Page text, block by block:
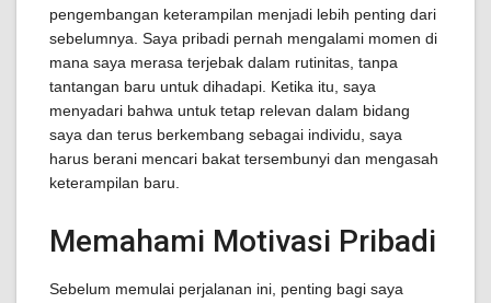
pengembangan keterampilan menjadi lebih penting dari
sebelumnya. Saya pribadi pernah mengalami momen di
mana saya merasa terjebak dalam rutinitas, tanpa
tantangan baru untuk dihadapi. Ketika itu, saya
menyadari bahwa untuk tetap relevan dalam bidang
saya dan terus berkembang sebagai individu, saya
harus berani mencari bakat tersembunyi dan mengasah
keterampilan baru.
Memahami Motivasi Pribadi
Sebelum memulai perjalanan ini, penting bagi saya